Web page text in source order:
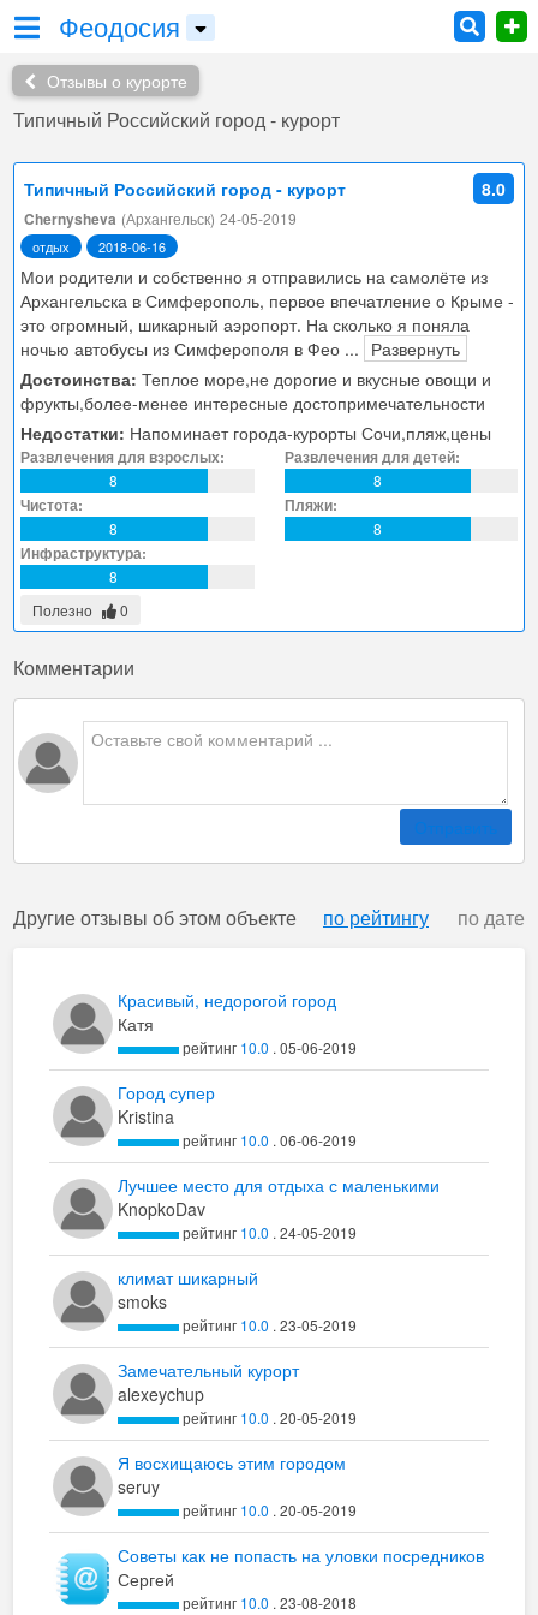
Феодосия
Отзывы о курорте
Типичный Российский город - курорт
Типичный Российский город - курорт 8.0
Chernysheva (Архангельск) 24-05-2019
отдых 2018-06-16
Мои родители и собственно я отправились на самолёте из
Архангельска в Симферополь, первое впечатление о Крыме -
это огромный, шикарный аэропорт. На сколько я поняла
ночью автобусы из Симферополя в Фео ... Развернуть
Достоинства: Теплое море,не дорогие и вкусные овощи и
фрукты,более-менее интересные достопримечательности
Недостатки: Напоминает города-курорты Сочи,пляж,цены
Развлечения для взрослых:
8
Развлечения для детей:
8
Чистота:
8
Пляжи:
8
Инфраструктура:
8
Полезно
0
Комментарии
Отправить
Другие отзывы об этом объекте по рейтингу по дате
Красивый, недорогой город
Катя
рейтинг 10.0 . 05-06-2019
Город супер
Kristina
рейтинг 10.0 . 06-06-2019
Лучшее место для отдыха с маленькими
детьми.
KnopkoDav
рейтинг 10.0 . 24-05-2019
климат шикарный
smoks
рейтинг 10.0 . 23-05-2019
Замечательный курорт
alexeychup
рейтинг 10.0 . 20-05-2019
Я восхищаюсь этим городом
seruy
рейтинг 10.0 . 20-05-2019
Советы как не попасть на уловки посредников
- разводящих .
Сергей
рейтинг 10.0 . 23-08-2018